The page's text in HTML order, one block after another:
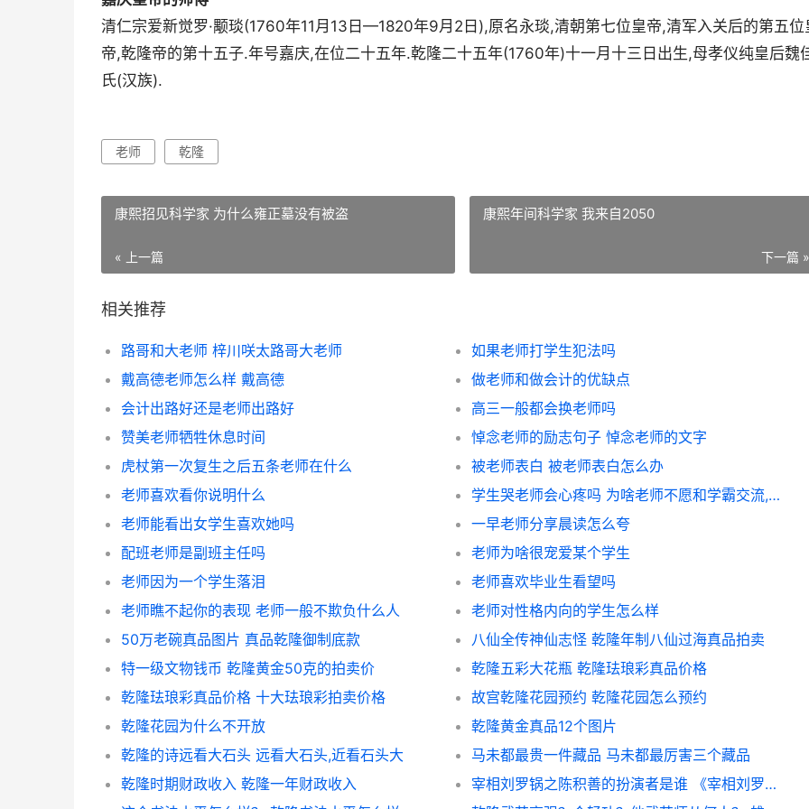
清仁宗爱新觉罗·颙琰(1760年11月13日—1820年9月2日),原名永琰,清朝第七位皇帝,清军入关后的第五位
帝,乾隆帝的第十五子.年号嘉庆,在位二十五年.乾隆二十五年(1760年)十一月十三日出生,母孝仪纯皇后魏
氏(汉族).
老师 乾隆
康熙招见科学家 为什么雍正墓没有被盗
« 上一篇
康熙年间科学家 我来自2050
下一篇 »
相关推荐
路哥和大老师 梓川咲太路哥大老师
如果老师打学生犯法吗
戴高德老师怎么样 戴高德
做老师和做会计的优缺点
会计出路好还是老师出路好
高三一般都会换老师吗
赞美老师牺牲休息时间
悼念老师的励志句子 悼念老师的文字
虎杖第一次复生之后五条老师在什么
被老师表白 被老师表白怎么办
老师喜欢看你说明什么
学生哭老师会心疼吗 为啥老师不愿和学霸交流,只说停好
老师能看出女学生喜欢她吗
一早老师分享晨读怎么夸
配班老师是副班主任吗
老师为啥很宠爱某个学生
老师因为一个学生落泪
老师喜欢毕业生看望吗
老师瞧不起你的表现 老师一般不欺负什么人
老师对性格内向的学生怎么样
50万老碗真品图片 真品乾隆御制底款
八仙全传神仙志怪 乾隆年制八仙过海真品拍卖
特一级文物钱币 乾隆黄金50克的拍卖价
乾隆五彩大花瓶 乾隆珐琅彩真品价格
乾隆珐琅彩真品价格 十大珐琅彩拍卖价格
故宫乾隆花园预约 乾隆花园怎么预约
乾隆花园为什么不开放
乾隆黄金真品12个图片
乾隆的诗远看大石头 远看大石头,近看石头大
马未都最贵一件藏品 马未都最厉害三个藏品
乾隆时期财政收入 乾隆一年财政收入
宰相刘罗锅之陈积善的扮演者是谁 《宰相刘罗锅》乾隆